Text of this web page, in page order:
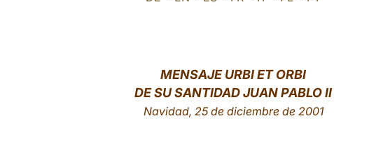
MENSAJE URBI ET ORBI
DE SU SANTIDAD JUAN PABLO II
Navidad, 25 de diciembre de 2001